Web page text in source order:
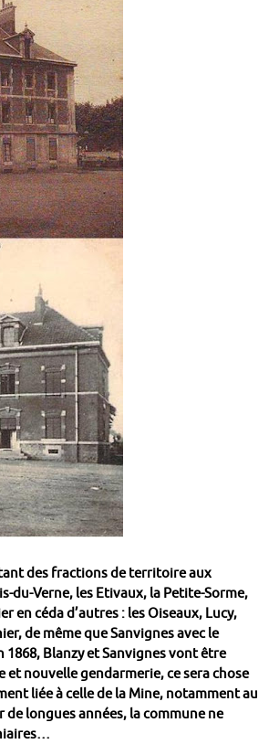
des fractions de territoire aux
du-Verne, les Etivaux, la Petite-Sorme,
en céda d’autres : les Oiseaux, Lucy,
de même que Sanvignes avec le
Blanzy et Sanvignes vont être
nouvelle gendarmerie, ce sera chose
liée à celle de la Mine, notamment au
longues années, la commune ne